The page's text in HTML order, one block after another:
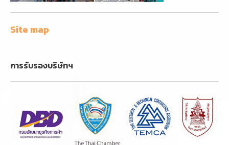
Site map
การรับรองบริษัทฯ